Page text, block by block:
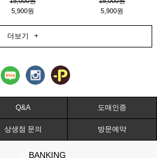
5,900원
5,900원
더보기 +
Q&A 도매인증
상생점 문의 방문예약
BANKING